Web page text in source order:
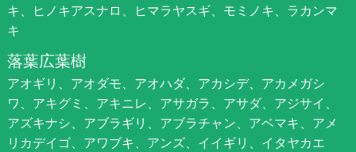
キ、ヒノキアスナロ、ヒマラヤスギ、モミノキ、ラカンマ
キ
落葉広葉樹
アオギリ、アオダモ、アオハダ、アカシデ、アカメガシ
ワ、アキグミ、アキニレ、アサガラ、アサダ、アジサイ、
アズキナシ、アブラギリ、アブラチャン、アベマキ、アメ
リカデイゴ、アワブキ、アンズ、イイギリ、イタヤカエ